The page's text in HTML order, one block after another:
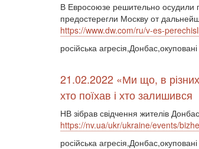
В Евросоюзе решительно
предостерегли Москву от
https://www.dw.com/ru/v-es-
російська
21.02.2022 «Ми що, в
хто поїхав і хто залишився
НВ зібрав свідчення жителів
https://nv.ua/ukr/ukraine/events/
російська